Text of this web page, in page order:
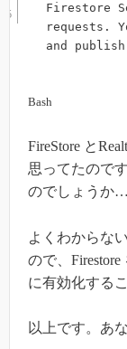
Firestore
requests.
and
Bash
FireStore と
思ってたので
のでしょうか…
よくわからな
ので、Firestore
に有効化する
以上です。あ